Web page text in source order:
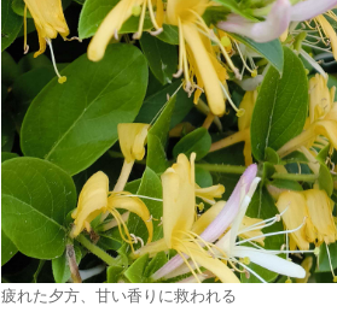
疲れた夕方、甘い香りに救われる